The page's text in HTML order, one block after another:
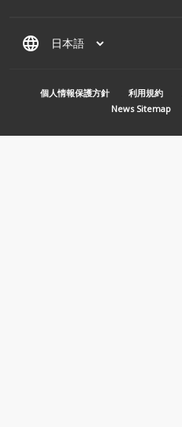
language
MENU PIED DE PAGE
個人情報保護方針 利用規約
News Sitemap